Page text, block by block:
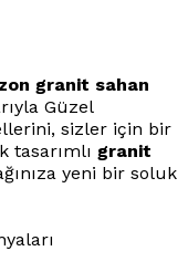
granit sahan
Güzel
sizler için bir
tasarımlı granit
yeni bir soluk